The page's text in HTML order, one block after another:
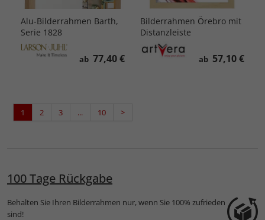
Alu-Bilderrahmen Barth,
Serie 1828
ab 77,40 €
Bilderrahmen Örebro mit
Distanzleiste
ab 57,10 €
1 2 3 ... 10 >
100 Tage Rückgabe
Behalten Sie Ihren Bilderrahmen nur, wenn Sie 100% zufrieden
sind!